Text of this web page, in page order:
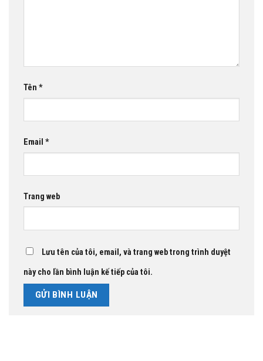
Tên *
Email *
Trang web
Lưu tên của tôi, email, và trang web trong trình duyệt
này cho lần bình luận kế tiếp của tôi.